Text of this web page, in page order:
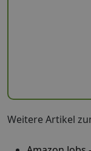
Weitere Artikel